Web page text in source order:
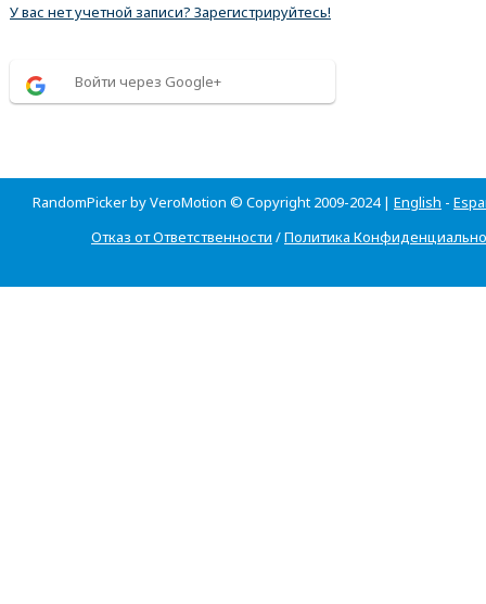
У вас нет учетной записи? Зарегистрируйтесь!
Войти через Google+
RandomPicker by VeroMotion © Copyright 2009-2024 | English -
Отказ от Ответственности /Политика